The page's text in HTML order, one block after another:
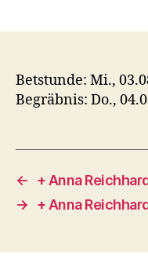
Betstunde: Mi.,
Begräbnis: Do.,
←
+ Anna
→
+ Anna